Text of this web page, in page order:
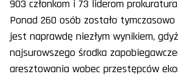
903 członkom i 73 liderom
Ponad 260 osób zostało
jest naprawdę niezłym wynikiem,
najsurowszego środka
aresztowania wobec przestępców